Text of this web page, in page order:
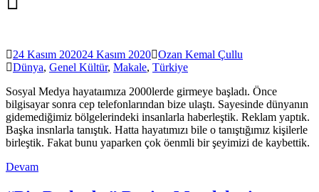
24 Kasım 202024 Kasım 2020 Ozan Kemal Çullu
Dünya, Genel Kültür, Makale, Türkiye
Sosyal Medya hayataımıza 2000lerde girmeye başladı. Önce
bilgisayar sonra cep telefonlarından bize ulaştı. Sayesinde dünyanın
gidemediğimiz bölgelerindeki insanlarla haberleştik. Reklam yaptık.
Başka insnlarla tanıştık. Hatta hayatımızı bile o tanıştığımız kişilerle
birleştik. Fakat bunu yaparken çok öenmli bir şeyimizi de kaybettik.
Devam